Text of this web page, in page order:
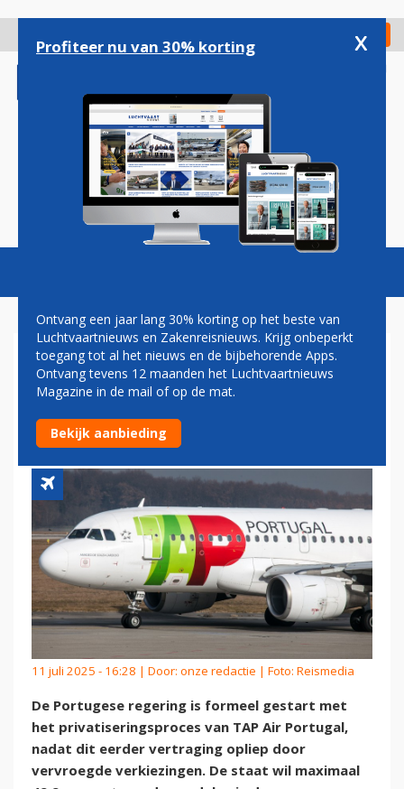
gaan
Check in
Magazine Podcasts Vacatures
PORTUGAL START FORMEEL
MET PRIVATISERINGSPROCES
TAP AIR PORTUGAL
11 juli 2025 - 16:28 | Door: onze redactie | Foto: Reismedia
De Portugese regering is formeel gestart met
het privatiseringsproces van TAP Air Portugal,
nadat dit eerder vertraging opliep door
vervroegde verkiezingen. De staat wil maximaal
Profiteer nu van 30% korting x
Ontvang een jaar lang 30% korting op het beste van
Luchtvaartnieuws en Zakenreisnieuws. Krijg onbeperkt
toegang tot al het nieuws en de bijbehorende Apps.
Ontvang tevens 12 maanden het Luchtvaartnieuws
Magazine in de mail of op de mat.
Bekijk aanbieding